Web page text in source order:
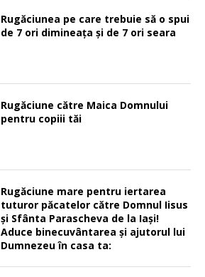
Rugăciunea pe care trebuie să o spui
de 7 ori dimineața și de 7 ori seara
Rugăciune către Maica Domnului
pentru copiii tăi
Rugăciune mare pentru iertarea
tuturor păcatelor către Domnul Iisus
şi Sfânta Parascheva de la Iaşi!
Aduce binecuvântarea şi ajutorul lui
Dumnezeu în casa ta: